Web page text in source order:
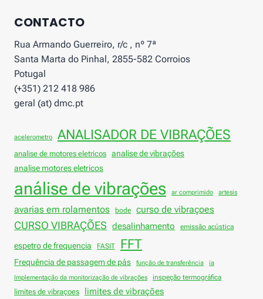
CONTACTO
Rua Armando Guerreiro, r/c , nº 7ª
Santa Marta do Pinhal, 2855-582 Corroios
Potugal
(+351) 212 418 986
geral (at) dmc.pt
acelerometro ANALISADOR DE VIBRAÇÕES
analise de motores eletricos analise de vibrações
analise motores eletricos
análise de vibrações ar comprimido artesis
avarias em rolamentos bode curso de vibraçoes
CURSO VIBRAÇÕES desalinhamento emissão acústica
espetro de frequencia FASIT FFT
Frequência de passagem de pás função de transferência
ia
Implementação da monitorização de vibrações
inspeção termográfica
limites de vibraçoes limites de vibrações